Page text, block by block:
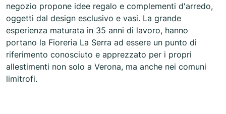
negozio propone idee regalo e complementi d'arredo,
oggetti dal design esclusivo e vasi. La grande
esperienza maturata in 35 anni di lavoro, hanno
portano la Fioreria La Serra ad essere un punto di
riferimento conosciuto e apprezzato per i propri
allestimenti non solo a Verona, ma anche nei comuni
limitrofi.